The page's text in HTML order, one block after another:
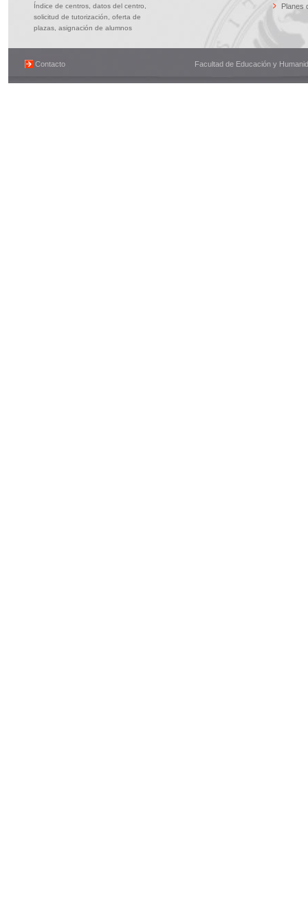
Índice de centros, datos del centro,
solicitud de tutorización, oferta de
plazas, asignación de alumnos
Planes
Contacto Facultad de Educación y